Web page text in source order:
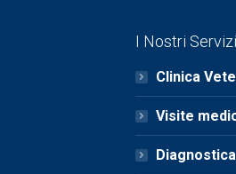
I Nostri Servizi
Clinica
Visite